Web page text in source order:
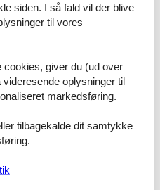
ihre zentrale und strandnahe
Einkaufsmöglichkeiten
Fuß erreichbar.
siden. I så fald vil der blive
til vores
cookies, giver du (ud over
oplysninger til
markedsføring.
tilbagekalde dit samtykke